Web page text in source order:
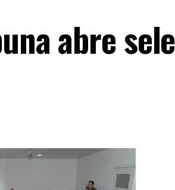
abre